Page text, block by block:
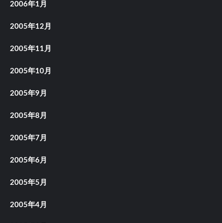
2006年1月
2005年12月
2005年11月
2005年10月
2005年9月
2005年8月
2005年7月
2005年6月
2005年5月
2005年4月